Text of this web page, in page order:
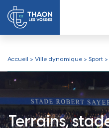
Accueil > Ville dynamique > Sport >
Terrains,